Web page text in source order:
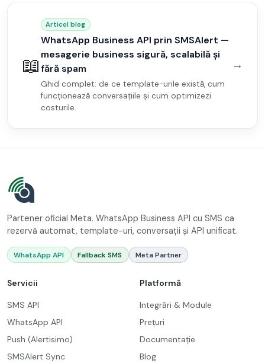
📖
Articol blog
WhatsApp Business API prin SMSAlert —
mesagerie business sigură, scalabilă și
fără spam
Ghid complet: de ce template-urile există, cum
funcționează conversațiile și cum optimizezi
costurile.
→
Partener oficial Meta. WhatsApp Business API cu SMS ca
rezervă automat, template-uri, conversații și API unificat.
WhatsApp API Fallback SMS Meta Partner
Servicii
SMS API
WhatsApp API
Push (Alertisimo)
SMSAlert Sync
Platformă
Integrări & Module
Prețuri
Documentație
Blog